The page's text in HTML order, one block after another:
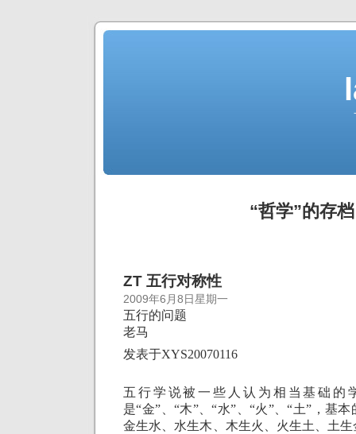
“哲学”的存档
ZT 五行对称性
2009年6月8日星期一
五行的问题
老马
发表于XYS20070116
五行学说被一些人认为相当基础的
是“金”、“木”、“水”、“火”、“土”，基
金生水、水生木、木生火、火生土、土